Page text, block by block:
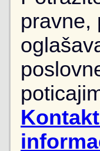
pravne,